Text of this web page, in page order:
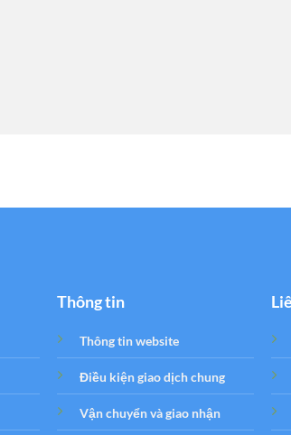
Thông tin
Thông tin website
Điều kiện giao dịch chung
Vận chuyển và giao nhận